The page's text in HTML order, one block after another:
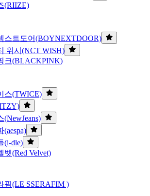
(RIIZE)
스트도어(BOYNEXTDOOR)
위시(NCT WISH)
크(BLACKPINK)
스(TWICE)
(NewJeans)
(aespa)
(i-dle)
벳(Red Velvet)
핌(LE SSERAFIM )